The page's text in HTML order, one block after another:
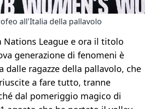
all'Italia della pallavolo
Nations League e ora il titolo
generazione di fenomeni è
dalle ragazze della pallavolo, che
a fare tutto, tranne
dal pomeriggio magico di